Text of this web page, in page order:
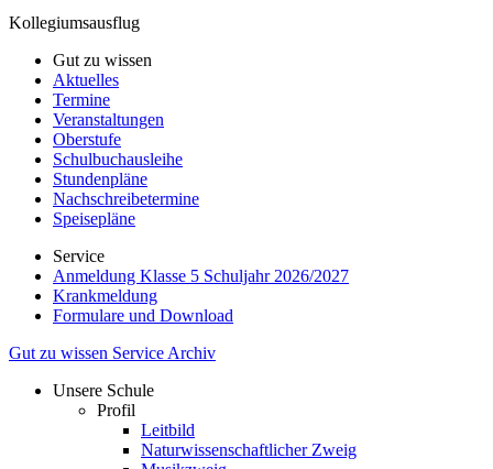
Kollegiumsausflug
Gut zu wissen
Aktuelles
Termine
Veranstaltungen
Oberstufe
Schulbuchausleihe
Stundenpläne
Nachschreibetermine
Speisepläne
Service
Anmeldung Klasse 5 Schuljahr 2026/2027
Krankmeldung
Formulare und Download
Gut zu wissen Service Archiv
Unsere Schule
Profil
Leitbild
Naturwissenschaftlicher Zweig